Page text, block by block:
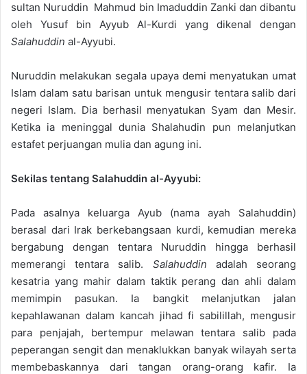
sultan Nuruddin Mahmud bin Imaduddin Zanki dan dibantu
oleh Yusuf bin Ayyub Al-Kurdi yang dikenal dengan
Salahuddin al-Ayyubi.
Nuruddin melakukan segala upaya demi menyatukan umat
Islam dalam satu barisan untuk mengusir tentara salib dari
negeri Islam. Dia berhasil menyatukan Syam dan Mesir.
Ketika ia meninggal dunia Shalahudin pun melanjutkan
estafet perjuangan mulia dan agung ini.
Sekilas tentang Salahuddin al-Ayyubi:
Pada asalnya keluarga Ayub (nama ayah Salahuddin)
berasal dari Irak berkebangsaan kurdi, kemudian mereka
bergabung dengan tentara Nuruddin hingga berhasil
memerangi tentara salib. Salahuddin adalah seorang
kesatria yang mahir dalam taktik perang dan ahli dalam
memimpin pasukan. Ia bangkit melanjutkan jalan
kepahlawanan dalam kancah jihad fi sabilillah, mengusir
para penjajah, bertempur melawan tentara salib pada
peperangan sengit dan menaklukkan banyak wilayah serta
membebaskannya dari tangan orang-orang kafir. Ia